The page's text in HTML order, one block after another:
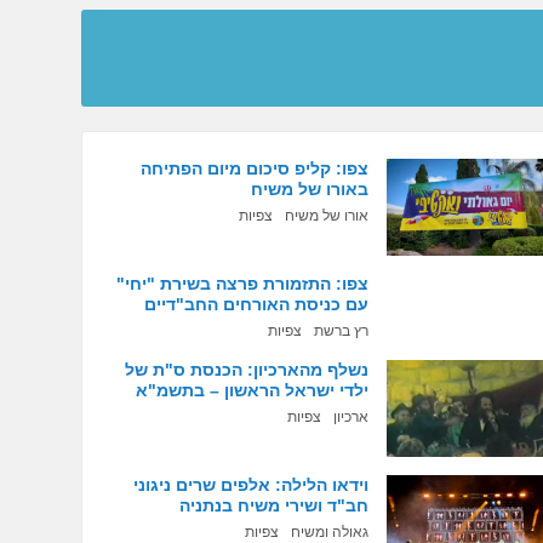
צפו: קליפ סיכום מיום הפתיחה
באורו של משיח
אורו של משיח צפיות
צפו: התזמורת פרצה בשירת "יחי"
עם כניסת האורחים החב"דיים
רץ ברשת צפיות
נשלף מהארכיון: הכנסת ס"ת של
ילדי ישראל הראשון – בתשמ"א
ארכיון צפיות
וידאו הלילה: אלפים שרים ניגוני
חב"ד ושירי משיח בנתניה
גאולה ומשיח צפיות